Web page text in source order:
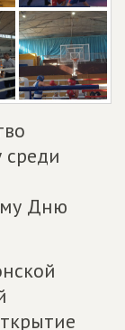
среди
Дню